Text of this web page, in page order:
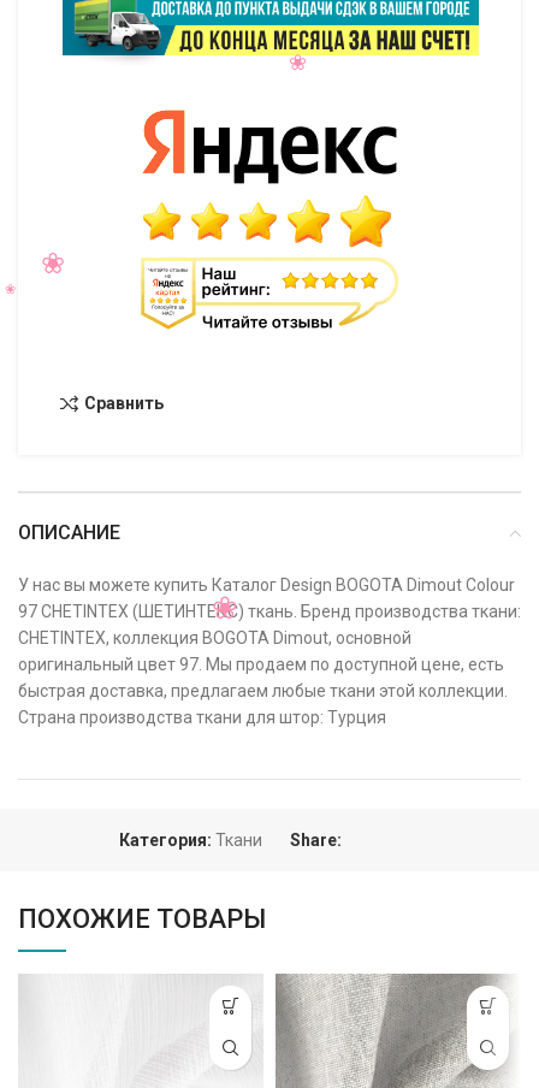
Сравнить
ОПИСАНИЕ
У нас вы можете купить Каталог Design BOGOTA Dimout Colour
97 CHETINTEX (ШЕТИНТЕКС) ткань. Бренд производства ткани:
CHETINTEX, коллекция BOGOTA Dimout, основной
оригинальный цвет 97. Мы продаем по доступной цене, есть
быстрая доставка, предлагаем любые ткани этой коллекции.
Страна производства ткани для штор: Турция
Категория: Ткани Share:
ПОХОЖИЕ ТОВАРЫ